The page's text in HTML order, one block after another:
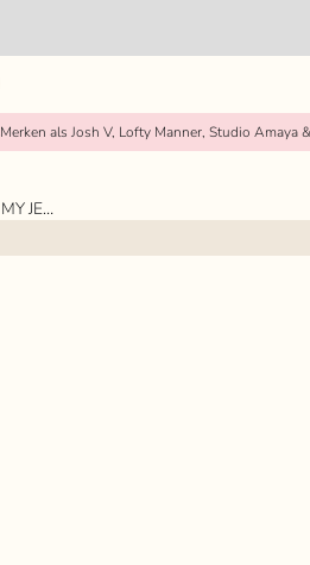
Merken als Josh V, Lofty Manner, Studio Amaya
ARMBAND KLAVERTJES MY JEWELLERY